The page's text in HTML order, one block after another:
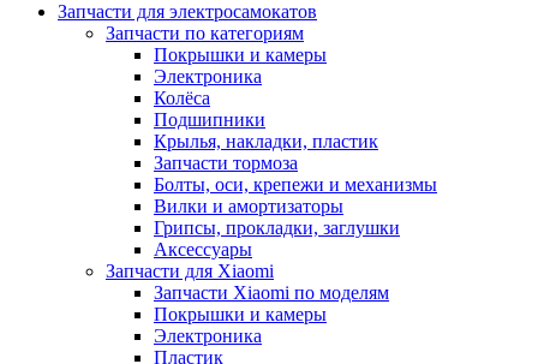
Запчасти для электросамокатов
Запчасти по категориям
Покрышки и камеры
Электроника
Колёса
Подшипники
Крылья, накладки, пластик
Запчасти тормоза
Болты, оси, крепежи и механизмы
Вилки и амортизаторы
Грипсы, прокладки, заглушки
Аксессуары
Запчасти для Xiaomi
Запчасти Xiaomi по моделям
Покрышки и камеры
Электроника
Пластик